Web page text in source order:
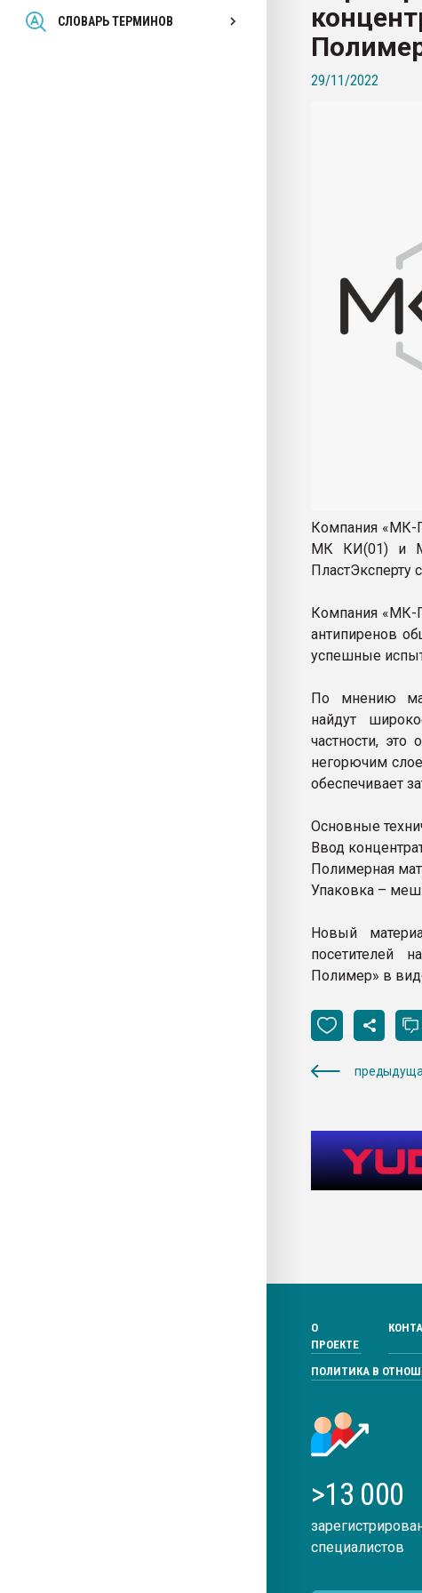
СЛОВАРЬ ТЕРМИНОВ
Всё, что касается выдува
бутылок
ПЕРЕЙТИ НА
29/11/2022
Компания «МК-
МК КИ(01) и
ПластЭксперту
Компания «МК-
антипиренов
успешные
По мнению
найдут
частности,
негорючим
обеспечивает
Основные
Ввод
Полимерная
Упаковка –
Новый
посетителей
Полимер» в
О
ПРОЕКТЕ
ПОЛИТИКА В
>13 000
специалистов